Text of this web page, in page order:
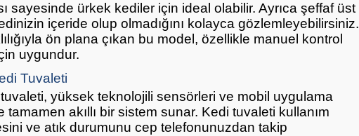
sayesinde ürkek kediler için ideal olabilir. Ayrıca şeffaf üst
içeride olup olmadığını kolayca gözlemleyebilirsiniz.
ön plana çıkan bu model, özellikle manuel kontrol
uygundur.
Tuvaleti
yüksek teknolojili sensörleri ve mobil uygulama
tamamen akıllı bir sistem sunar. Kedi tuvaleti kullanım
ve atık durumunu cep telefonunuzdan takip